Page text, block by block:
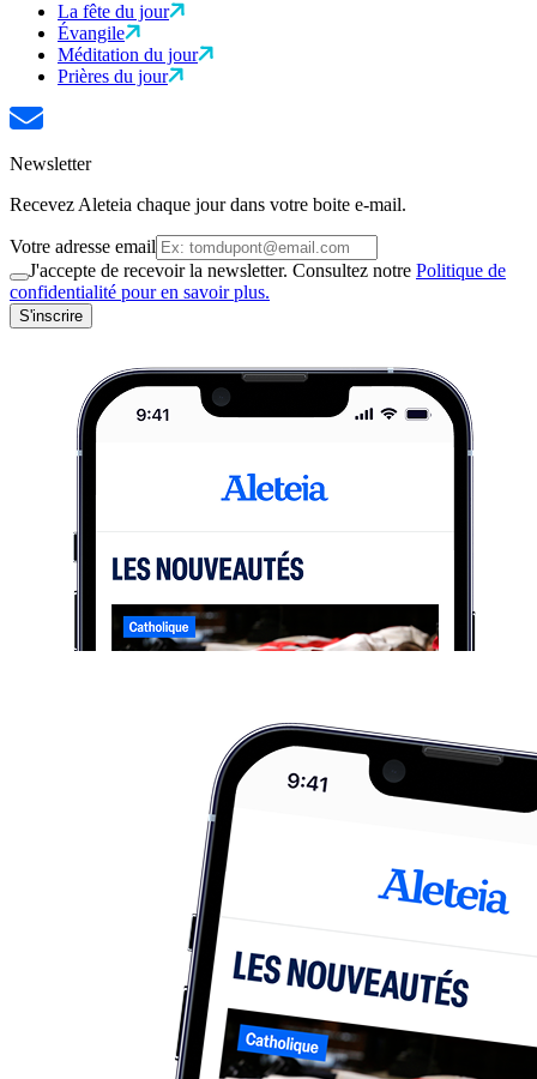
La fête du jour
Évangile
Méditation du jour
Prières du jour
Newsletter
Recevez Aleteia chaque jour dans votre boite e-mail.
Votre adresse email
J'accepte de recevoir la newsletter. Consultez notre Politique de
confidentialité pour en savoir plus.
S'inscrire